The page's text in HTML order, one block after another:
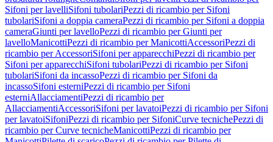
Sifoni per lavelliSifoni tubolariPezzi di ricambio per Sifoni
tubolariSifoni a doppia cameraPezzi di ricambio per Sifoni a doppia
cameraGiunti per lavelloPezzi di ricambio per Giunti per
lavelloManicottiPezzi di ricambio per ManicottiAccessoriPezzi di
ricambio per AccessoriSifoni per apparecchiPezzi di ricambio per
Sifoni per apparecchiSifoni tubolariPezzi di ricambio per Sifoni
tubolariSifoni da incassoPezzi di ricambio per Sifoni da
incassoSifoni esterniPezzi di ricambio per Sifoni
esterniAllacciamentiPezzi di ricambio per
AllacciamentiAccessoriSifoni per lavatoiPezzi di ricambio per Sifoni
per lavatoiSifoniPezzi di ricambio per SifoniCurve tecnichePezzi di
ricambio per Curve tecnicheManicottiPezzi di ricambio per